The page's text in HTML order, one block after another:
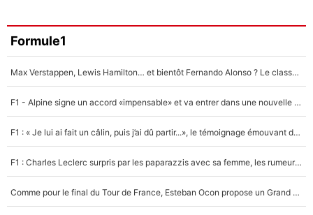
Formule1
Max Verstappen, Lewis Hamilton… et bientôt Fernando Alonso ? Le classement des pilotes les mieux payés en Formule 1 risque de changer !
F1 - Alpine signe un accord «impensable» et va entrer dans une nouvelle dimension : Grande nouvelle pour Pierre Gasly !
F1 : « Je lui ai fait un câlin, puis j’ai dû partir...», le témoignage émouvant de Max Verstappen sur sa fille
F1 : Charles Leclerc surpris par les paparazzis avec sa femme, les rumeurs étaient vraies !
Comme pour le final du Tour de France, Esteban Ocon propose un Grand Prix de Formule 1 à Paris : «Autour de l’Arc de Triomphe, ce serait génial» !